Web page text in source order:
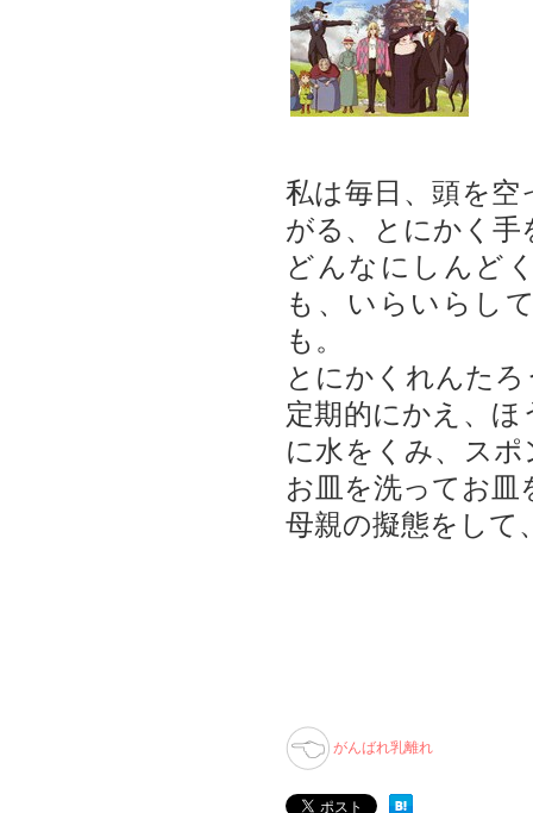
私は毎日、頭を
がる、とにかく手
どんなにしんど
も、いらいらし
も。
とにかくれんた
定期的にかえ、
に水をくみ、ス
お皿を洗ってお皿
母親の擬態をして
がんばれ乳離れ